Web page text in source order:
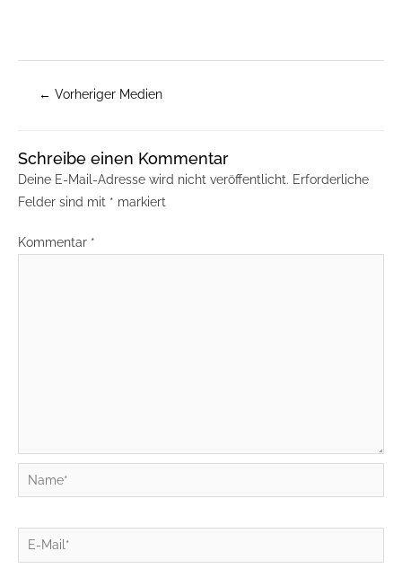
← Vorheriger Medien
Schreibe einen Kommentar
Deine E-Mail-Adresse wird nicht veröffentlicht. Erforderliche
Felder sind mit * markiert
Kommentar *
Name*
E-
Mail*